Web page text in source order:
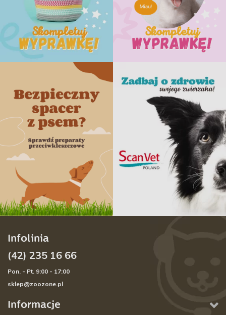
Informacje
Infolinia
(42) 235 16 66
Pon. - Pt. 9:00 - 17:00
sklep@zoozone.pl